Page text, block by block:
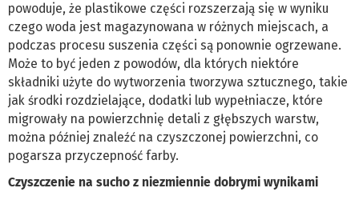
powoduje, że plastikowe części rozszerzają się w wyniku
czego woda jest magazynowana w różnych miejscach, a
podczas procesu suszenia części są ponownie ogrzewane.
Może to być jeden z powodów, dla których niektóre
składniki użyte do wytworzenia tworzywa sztucznego, takie
jak środki rozdzielające, dodatki lub wypełniacze, które
migrowały na powierzchnię detali z głębszych warstw,
można później znaleźć na czyszczonej powierzchni, co
pogarsza przyczepność farby.
Czyszczenie na sucho z niezmiennie dobrymi wynikami